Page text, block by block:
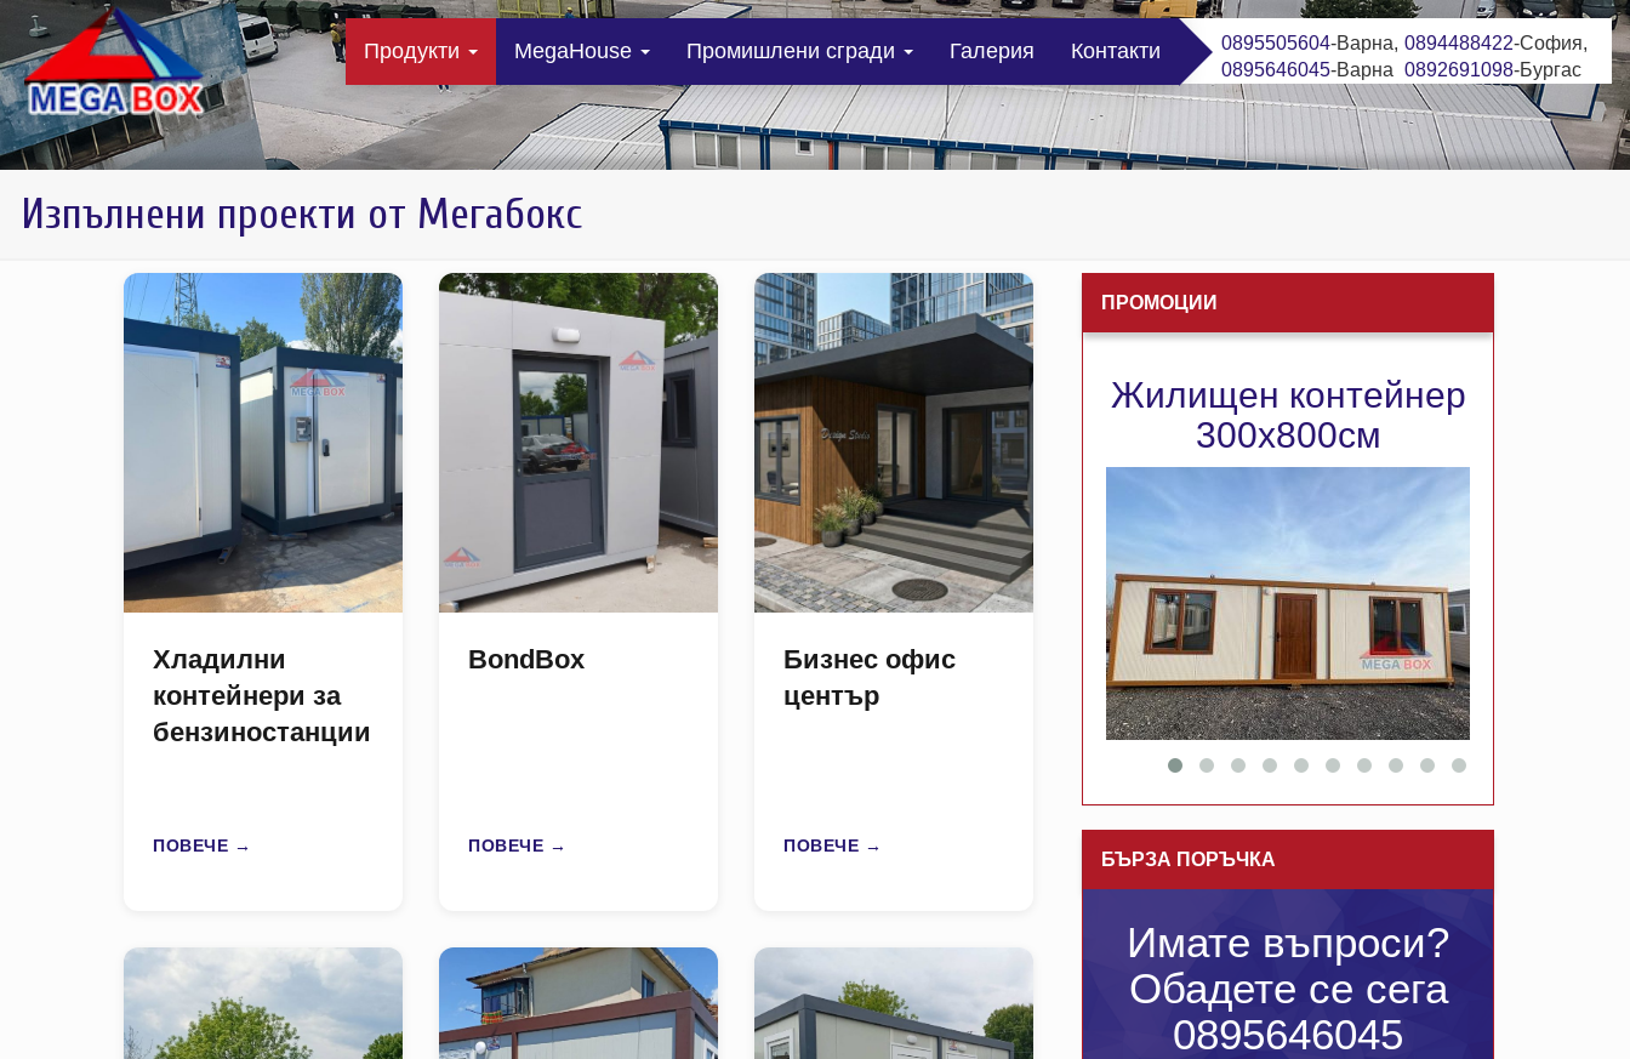
0895505604-Варна,
0895646045-Варна
0894488422-София,
0892691098-Бургас
Продукти MegaHouse Промишлени сгради Галерия Контакти
Изпълнени проекти от Мегабокс
Хладилни
контейнери за
бензиностанции
ПОВЕЧЕ →
BondBox
ПОВЕЧЕ →
Бизнес офис
център
ПОВЕЧЕ →
ПРОМОЦИИ
Жилищен контейнер
300х800см
БЪРЗА ПОРЪЧКА
Имате въпроси?
Обадете се сега
0895646045